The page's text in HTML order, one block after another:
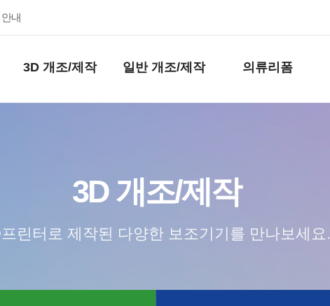
내
3D 개조/제작 일반 개조/제작 의류리폼
3D 개조/제작
린터로 제작된 다양한 보조기기를 만나보세요.